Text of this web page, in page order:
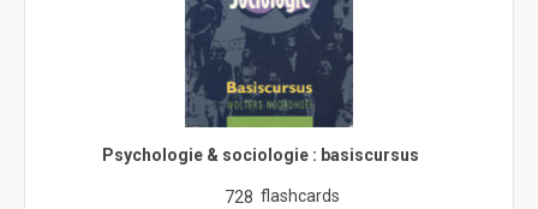
Psychologie & sociologie : basiscursus
728 flashcards